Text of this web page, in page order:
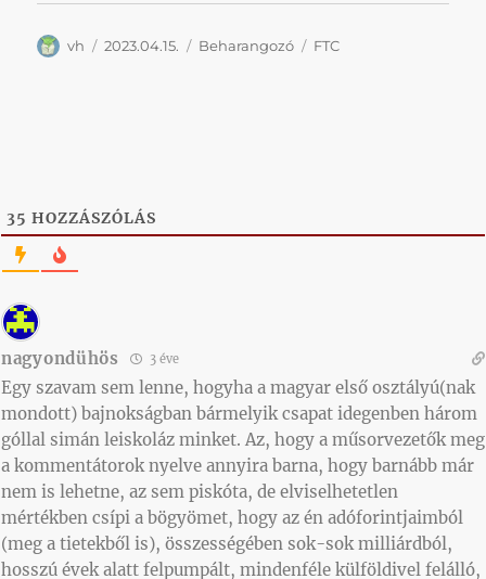
Szerző
vh Közzétéve
2023.04.15. Kategória
Beharangozó Címke
FTC
35 HOZZÁSZÓLÁS
nagyondühös 3 éve
Egy szavam sem lenne, hogyha a magyar első osztályú(nak
mondott) bajnokságban bármelyik csapat idegenben három
góllal simán leiskoláz minket. Az, hogy a műsorvezetők meg
a kommentátorok nyelve annyira barna, hogy barnább már
nem is lehetne, az sem piskóta, de elviselhetetlen
mértékben csípi a bögyömet, hogy az én adóforintjaimból
(meg a tietekből is), összességében sok-sok milliárdból,
hosszú évek alatt felpumpált, mindenféle külföldivel felálló,